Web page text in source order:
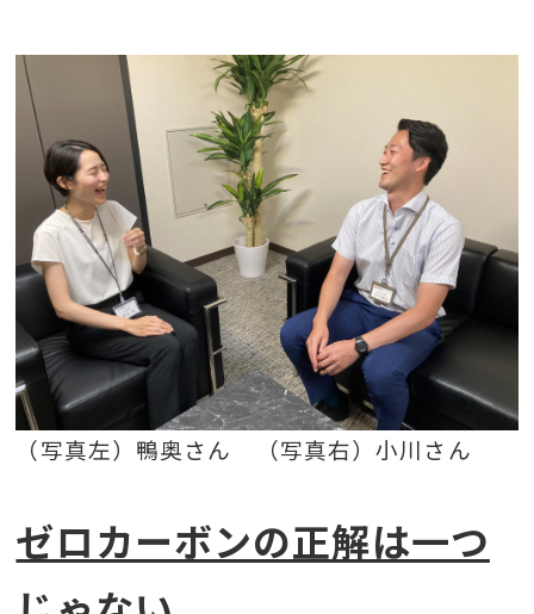
（写真左）鴨奥さん （写真右）小川さん
ゼロカーボンの正解は一つ